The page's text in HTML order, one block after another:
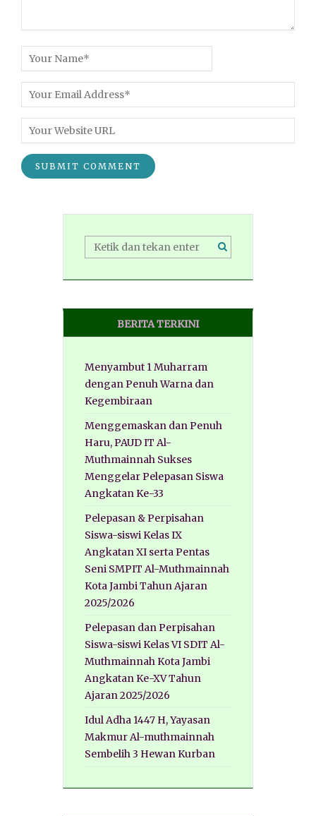
BERITA TERKINI
Menyambut 1 Muharram
dengan Penuh Warna dan
Kegembiraan
Menggemaskan dan Penuh
Haru, PAUD IT Al-
Muthmainnah Sukses
Menggelar Pelepasan Siswa
Angkatan Ke-33
Pelepasan & Perpisahan
Siswa-siswi Kelas IX
Angkatan XI serta Pentas
Seni SMPIT Al-Muthmainnah
Kota Jambi Tahun Ajaran
2025/2026
Pelepasan dan Perpisahan
Siswa-siswi Kelas VI SDIT Al-
Muthmainnah Kota Jambi
Angkatan Ke-XV Tahun
Ajaran 2025/2026
Idul Adha 1447 H, Yayasan
Makmur Al-muthmainnah
Sembelih 3 Hewan Kurban